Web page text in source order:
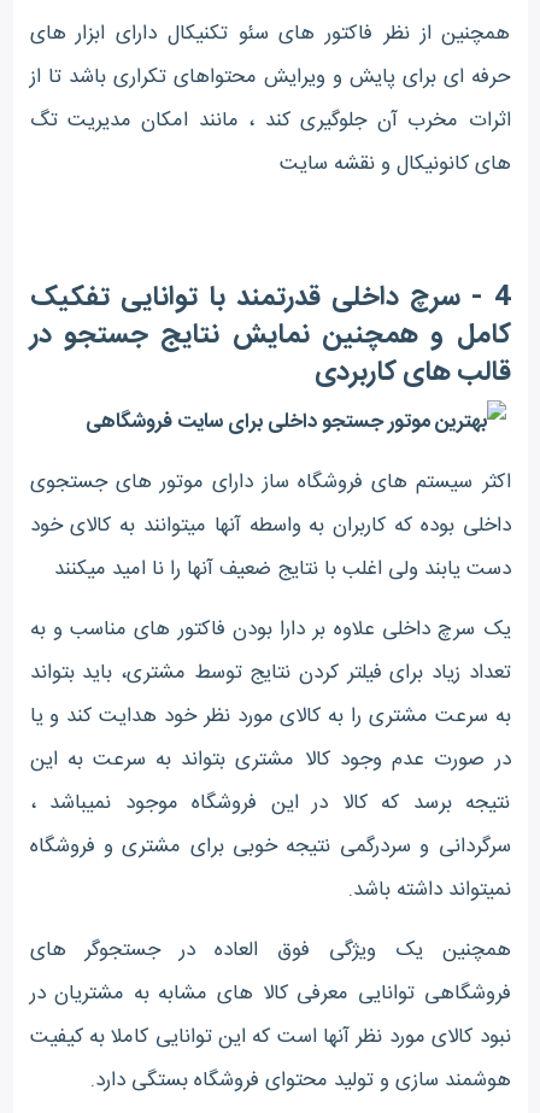
همچنین از نظر فاکتور های سئو تکنیکال دارای ابزار های
حرفه ای برای پایش و ویرایش محتواهای تکراری باشد تا از
اثرات مخرب آن جلوگیری کند ، مانند امکان مدیریت تگ
های کانونیکال و نقشه سایت
4 - سرچ داخلی قدرتمند با توانایی تفکیک
کامل و همچنین نمایش نتایج جستجو در
قالب های کاربردی
اکثر سیستم های فروشگاه ساز دارای موتور های جستجوی
داخلی بوده که کاربران به واسطه آنها میتوانند به کالای خود
دست یابند ولی اغلب با نتایج ضعیف آنها را نا امید میکنند
یک سرچ داخلی علاوه بر دارا بودن فاکتور های مناسب و به
تعداد زیاد برای فیلتر کردن نتایج توسط مشتری، باید بتواند
به سرعت مشتری را به کالای مورد نظر خود هدایت کند و یا
در صورت عدم وجود کالا مشتری بتواند به سرعت به این
نتیجه برسد که کالا در این فروشگاه موجود نمیباشد ،
سرگردانی و سردرگمی نتیجه خوبی برای مشتری و فروشگاه
نمیتواند داشته باشد.
همچنین یک ویژگی فوق العاده در جستجوگر های
فروشگاهی توانایی معرفی کالا های مشابه به مشتریان در
نبود کالای مورد نظر آنها است که این توانایی کاملا به کیفیت
هوشمند سازی و تولید محتوای فروشگاه بستگی دارد.